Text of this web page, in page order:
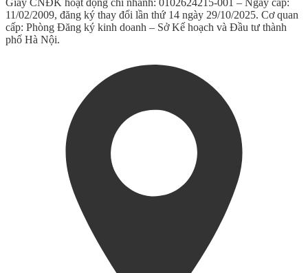
11/02/2009, đăng ký thay đổi lần thứ 14 ngày 29/10/2025. Cơ quan
cấp: Phòng Đăng ký kinh doanh – Sở Kế hoạch và Đầu tư thành
phố Hà Nội.